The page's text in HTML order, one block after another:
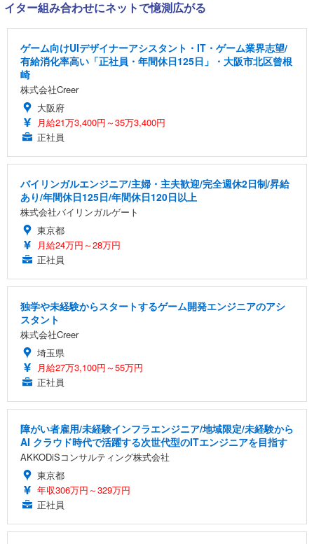
イター組み合わせにネットで憶測広がる
ゲーム向けUIデザイナーアシスタント・IT・ゲーム業界志望/
有給消化率高い「正社員・年間休日125日」・大阪市北区曾根
崎
株式会社Creer
大阪府
月給21万3,400円～35万3,400円
正社員
バイリンガルエンジニア/主婦・主夫歓迎/完全週休2日制/昇給
あり/年間休日125日/年間休日120日以上
株式会社バイリンガルゲート
東京都
月給24万円～28万円
正社員
独学や未経験からスタートするゲーム開発エンジニアのアシ
スタント
株式会社Creer
埼玉県
月給27万3,100円～55万円
正社員
障がい者雇用/未経験インフラエンジニア/地域限定/未経験から
AI クラウド時代で活躍する次世代型のITエンジニアを目指す
AKKODiSコンサルティング株式会社
東京都
年収306万円～329万円
正社員